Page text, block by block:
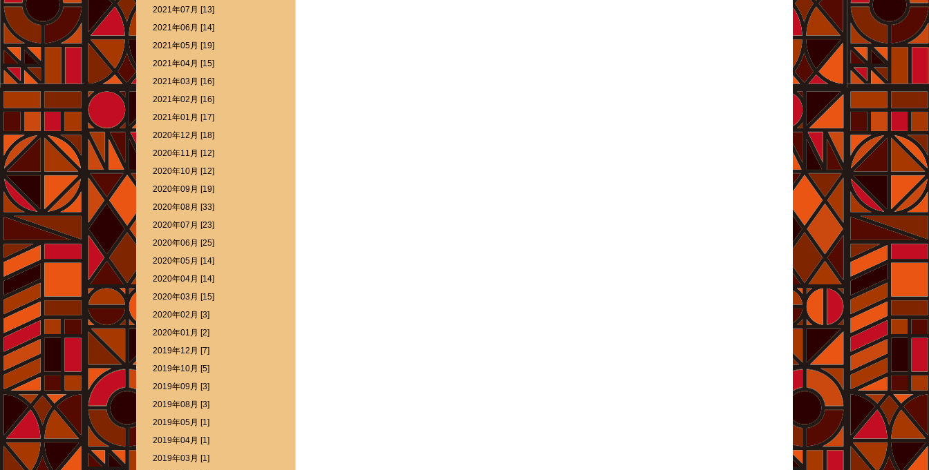
2021年07月 [13]
2021年06月 [14]
2021年05月 [19]
2021年04月 [15]
2021年03月 [16]
2021年02月 [16]
2021年01月 [17]
2020年12月 [18]
2020年11月 [12]
2020年10月 [12]
2020年09月 [19]
2020年08月 [33]
2020年07月 [23]
2020年06月 [25]
2020年05月 [14]
2020年04月 [14]
2020年03月 [15]
2020年02月 [3]
2020年01月 [2]
2019年12月 [7]
2019年10月 [5]
2019年09月 [3]
2019年08月 [3]
2019年05月 [1]
2019年04月 [1]
2019年03月 [1]